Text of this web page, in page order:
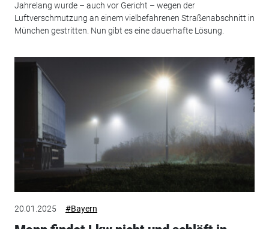
Jahrelang wurde – auch vor Gericht – wegen der
Luftverschmutzung an einem vielbefahrenen Straßenabschnitt in
München gestritten. Nun gibt es eine dauerhafte Lösung.
20.01.2025 #Bayern